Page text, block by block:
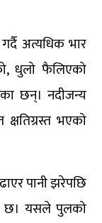
अत्यधिक भार
धुलो फैलिएको
छन्। नदीजन्य
भएको
पानी झरेपछि
छ। यसले पुलको